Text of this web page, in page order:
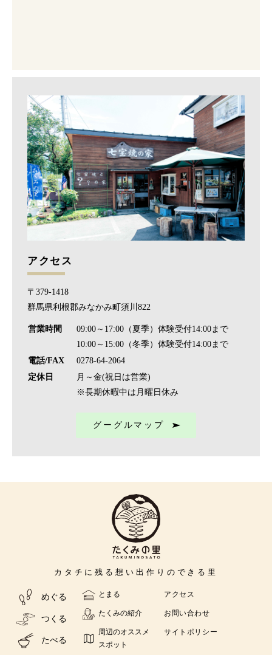
アクセス
〒379-1418
群馬県利根郡みなかみ町須川822
営業時間
09:00～17:00（夏季）体験受付14:00まで
10:00～15:00（冬季）体験受付14:00まで
電話/FAX
0278-64-2064
定休日
月～金(祝日は営業)
※長期休暇中は月曜日休み
グーグルマップ
カタチに残る想い出作りの できる里
めぐる
つくる
たべる
とまる
たくみの紹介
周辺のオススメ
スポット
アクセス
お問い合わせ
サイトポリシー